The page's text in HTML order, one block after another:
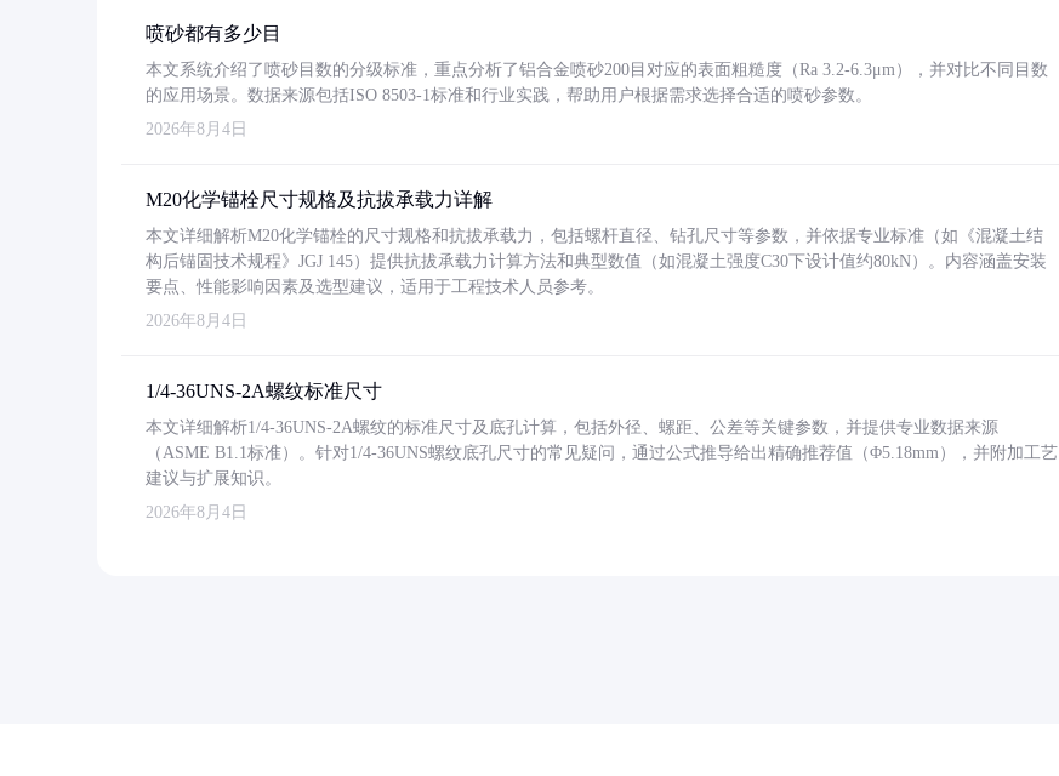
喷砂都有多少目
本文系统介绍了喷砂目数的分级标准，重点分析了铝合金喷砂200目对应的表面粗糙度（Ra 3.2-6.3μm），并对比不同目数
的应用场景。数据来源包括ISO 8503-1标准和行业实践，帮助用户根据需求选择合适的喷砂参数。
2026年8月4日
M20化学锚栓尺寸规格及抗拔承载力详解
本文详细解析M20化学锚栓的尺寸规格和抗拔承载力，包括螺杆直径、钻孔尺寸等参数，并依据专业标准（如《混凝土结
构后锚固技术规程》JGJ 145）提供抗拔承载力计算方法和典型数值（如混凝土强度C30下设计值约80kN）。内容涵盖安装
要点、性能影响因素及选型建议，适用于工程技术人员参考。
2026年8月4日
1/4-36UNS-2A螺纹标准尺寸
本文详细解析1/4-36UNS-2A螺纹的标准尺寸及底孔计算，包括外径、螺距、公差等关键参数，并提供专业数据来源
（ASME B1.1标准）。针对1/4-36UNS螺纹底孔尺寸的常见疑问，通过公式推导给出精确推荐值（Φ5.18mm），并附加工艺
建议与扩展知识。
2026年8月4日